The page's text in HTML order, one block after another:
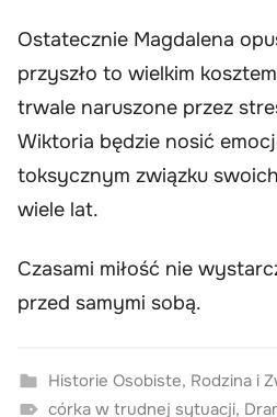
Ostatecznie Magdalena
przyszło to wielkim
trwale naruszone przez
Wiktoria będzie nosić
toksycznym związku
wiele lat.
Czasami miłość nie
przed samymi sobą.
Historie Osobiste, Rodzina i
córka w trudnej sytuacji,